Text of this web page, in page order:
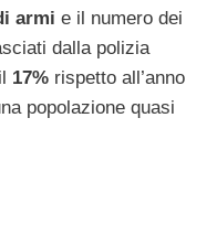
armi e il numero dei
dalla polizia
17% rispetto all’anno
popolazione quasi